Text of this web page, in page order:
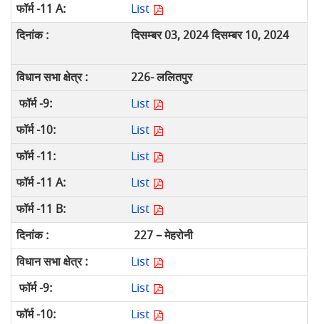
List
दिसम्बर 03, 2024 दिसम्बर 10, 2024
226- ललितपुर
List
List
List
List
List
227 – मेहरोनी
List
List
List